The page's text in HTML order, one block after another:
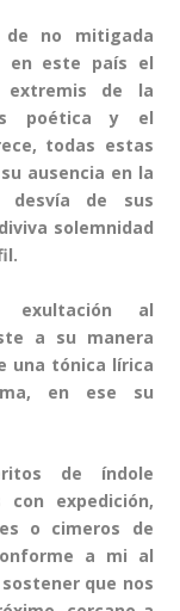
no mitigada
en este país el
extremis de la
poética y el
todas estas
ausencia en la
de sus
solemnidad
exultación al
a su manera
una tónica lírica
en ese su
de índole
expedición,
o cimeros de
a mi al
que nos